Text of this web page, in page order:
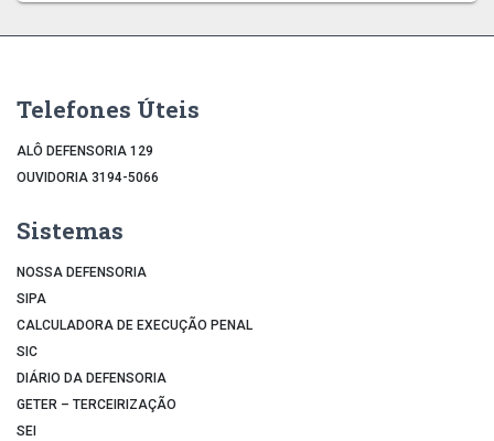
Telefones Úteis
ALÔ DEFENSORIA 129
OUVIDORIA 3194-5066
Sistemas
NOSSA DEFENSORIA
SIPA
CALCULADORA DE EXECUÇÃO PENAL
SIC
DIÁRIO DA DEFENSORIA
GETER – TERCEIRIZAÇÃO
SEI